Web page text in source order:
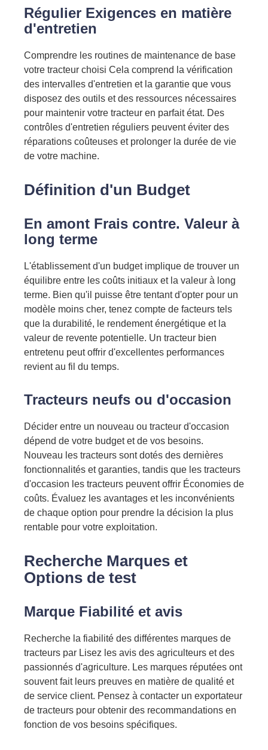
Régulier Exigences en matière
d'entretien
Comprendre les routines de maintenance de base
votre tracteur choisi Cela comprend la vérification
des intervalles d'entretien et la garantie que vous
disposez des outils et des ressources nécessaires
pour maintenir votre tracteur en parfait état. Des
contrôles d'entretien réguliers peuvent éviter des
réparations coûteuses et prolonger la durée de vie
de votre machine.
Définition d'un Budget
En amont Frais contre. Valeur à
long terme
L'établissement d'un budget implique de trouver un
équilibre entre les coûts initiaux et la valeur à long
terme. Bien qu'il puisse être tentant d'opter pour un
modèle moins cher, tenez compte de facteurs tels
que la durabilité, le rendement énergétique et la
valeur de revente potentielle. Un tracteur bien
entretenu peut offrir d'excellentes performances
revient au fil du temps.
Tracteurs neufs ou d'occasion
Décider entre un nouveau ou tracteur d'occasion
dépend de votre budget et de vos besoins.
Nouveau les tracteurs sont dotés des dernières
fonctionnalités et garanties, tandis que les tracteurs
d'occasion les tracteurs peuvent offrir Économies de
coûts. Évaluez les avantages et les inconvénients
de chaque option pour prendre la décision la plus
rentable pour votre exploitation.
Recherche Marques et
Options de test
Marque Fiabilité et avis
Recherche la fiabilité des différentes marques de
tracteurs par Lisez les avis des agriculteurs et des
passionnés d'agriculture. Les marques réputées ont
souvent fait leurs preuves en matière de qualité et
de service client. Pensez à contacter un exportateur
de tracteurs pour obtenir des recommandations en
fonction de vos besoins spécifiques.